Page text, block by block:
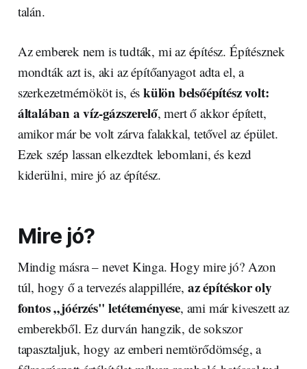
talán.
Az emberek nem is tudták, mi az építész. Építésznek
mondták azt is, aki az építőanyagot adta el, a
szerkezetmérnököt is, és külön belsőépítész volt:
általában a víz-gázszerelő, mert ő akkor épített,
amikor már be volt zárva falakkal, tetővel az épület.
Ezek szép lassan elkezdtek lebomlani, és kezd
kiderülni, mire jó az építész.
Mire jó?
Mindig másra – nevet Kinga. Hogy mire jó? Azon
túl, hogy ő a tervezés alappillére, az építéskor oly
fontos „jóérzés" letéteményese, ami már kiveszett az
emberekből. Ez durván hangzik, de sokszor
tapasztaljuk, hogy az emberi nemtörődömség, a